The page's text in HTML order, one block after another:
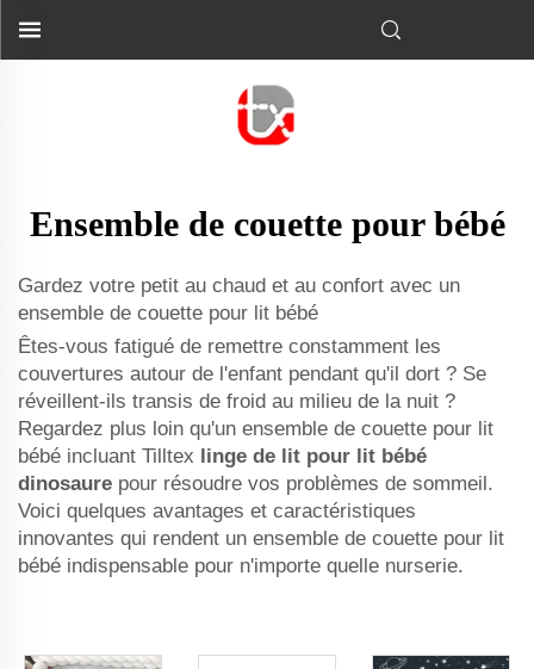
Ensemble de couette pour bébé
Gardez votre petit au chaud et au confort avec un
ensemble de couette pour lit bébé
Êtes-vous fatigué de remettre constamment les
couvertures autour de l'enfant pendant qu'il dort ? Se
réveillent-ils transis de froid au milieu de la nuit ?
Regardez plus loin qu'un ensemble de couette pour lit
bébé incluant Tilltex linge de lit pour lit bébé
dinosaure pour résoudre vos problèmes de sommeil.
Voici quelques avantages et caractéristiques
innovantes qui rendent un ensemble de couette pour lit
bébé indispensable pour n'importe quelle nurserie.